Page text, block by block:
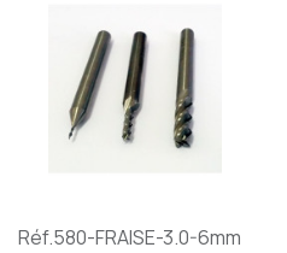
Réf.580-FRAISE-3.0-6mm